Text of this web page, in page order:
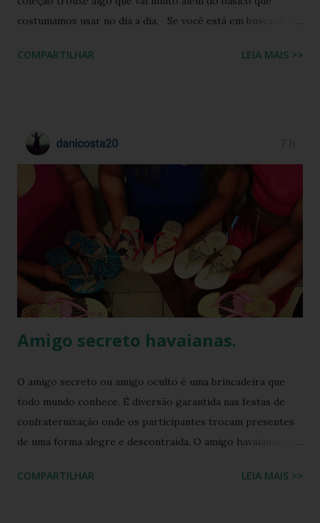
costumamos usar no dia a dia. Se você está em busca de
riqueza cultural do Nordeste brasileiro, o Chinelo
verdadeira declaração de estilo e arte. Você já imaginou
transmitida de geração em geração pelas artesãs do sertão
alagoano? O grande segredo deste lançamento está na
habilidade de traduzir a identidade cultural brasileira em um
acessório de moda contemporâneo, sem perder a essência
da versatilidade que consagrou o formato clássico. É a
união perfeita entre a tradição nordestina e a modernidade
urbana que o seu guarda-ro...
COMPARTILHAR LEIA MAIS >>
Amigo secreto havaianas.
O amigo secreto ou amigo oculto é uma brincadeira que
todo mundo conhece. É diversão garantida nas festas de
confraternização onde os participantes trocam presentes
de uma forma alegre e descontraída. O amigo havaianas é
participantes trocam exclusivamente sandálias havaianas
COMPARTILHAR LEIA MAIS >>